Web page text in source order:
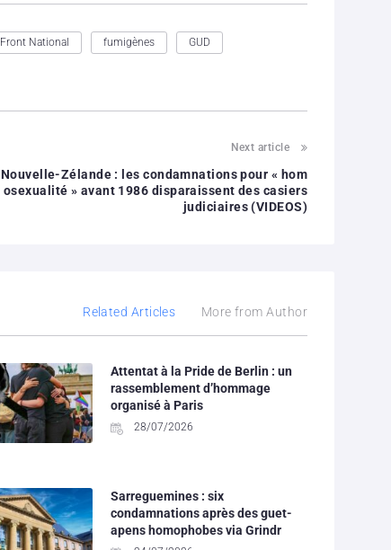
Front National fumigènes GUD
Next article
Nouvelle-Zélande : les condamnations pour « hom
osexualité » avant 1986 disparaissent des casiers
judiciaires (VIDEOS)
Related Articles More from Author
Attentat à la Pride de Berlin : un
rassemblement d’hommage
organisé à Paris
28/07/2026
Sarreguemines : six
condamnations après des guet-
apens homophobes via Grindr